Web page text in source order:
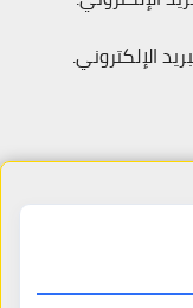
الإلكتروني.